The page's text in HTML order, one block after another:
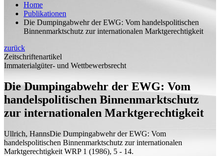
Home
Publikationen
Die Dumpingabwehr der EWG: Vom handelspolitischen
Binnenmarktschutz zur internationalen Marktgerechtigkeit
zurück
Zeitschriftenartikel
Immaterialgüter- und Wettbewerbsrecht
Die Dumpingabwehr der EWG: Vom
handelspolitischen Binnenmarktschutz
zur internationalen Marktgerechtigkeit
Ullrich, HannsDie Dumpingabwehr der EWG: Vom
handelspolitischen Binnenmarktschutz zur internationalen
Marktgerechtigkeit WRP 1 (1986), 5 - 14.